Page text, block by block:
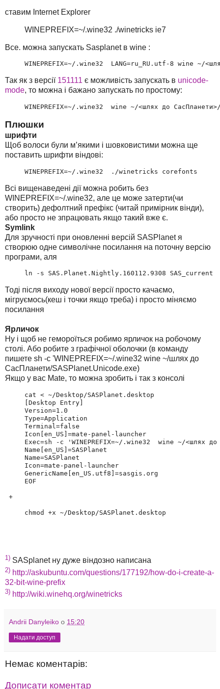
ставим Internet Explorer
WINEPREFIX=~/.wine32 ./winetricks ie7
Все. можна запускать Sasplanet в wine :
WINEPREFIX=~/.wine32  LANG=ru_RU.utf-8 wine ~/
Так як з версії 151111 є можливість запускать в unicode-
mode, то можна і бажано запускать по простому:
WINEPREFIX=~/.wine32  wine ~/<шлях до
Плюшки
шрифти
Щоб волоси були м’якими і шовковистими можна ще
поставить шрифти віндові:
WINEPREFIX=~/.wine32  ./winetricks corefonts
Всі вищенаведені дії можна робить без
WINEPREFIX=~/.wine32, але це може затерти(чи
створить) дефолтний префікс (читай примірник вінди),
або просто не зпрацювать якщо такий вже є.
Symlink
Для зручності при оновленні версій SASPlanet я
створюю одне символічне посилання на поточну версію
програми, аля
ln -s SAS.Planet.Nightly.160112.9308 SAS_current
Тоді після виходу нової версії просто качаємо,
мігруємось(кеш і точки якщо треба) і просто міняємо
посилання
Ярличок
Ну і щоб не гемороїться робимо ярличок на робочому
столі. Або робите з графічної оболочки (в команду
пишете sh -c 'WINEPREFIX=~/.wine32 wine ~/шлях до
СасПланети/SASPlanet.Unicode.exe)
Якщо у вас Mate, то можна зробить і так з консолі
cat < ~/Desktop/SASPlanet.desktop
[Desktop Entry]
Version=1.0
Type=Application
Terminal=false
Icon[en_US]=mate-panel-launcher
Exec=sh -c 'WINEPREFIX=~/.wine32  wine ~/<шлях
Name[en_US]=SASPlanet
Name=SASPlanet
Icon=mate-panel-launcher
GenericName[en_US.utf8]=sasgis.org
EOF
+
chmod +x ~/Desktop/SASPlanet.desktop
1) SASplanet ну дуже віндозно написана
2) http://askubuntu.com/questions/177192/how-do-i-create-a-
32-bit-wine-prefix
3) http://wiki.winehq.org/winetricks
Andrii Danyleiko о 15:20
Надати доступ
Немає коментарів:
Дописати коментар